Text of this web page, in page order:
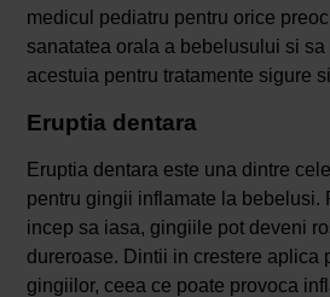
medicul pediatru pentru orice
sanatatea orala a bebelusului si sa
acestuia pentru tratamente sigure
Eruptia dentara
Eruptia dentara este una dintre
pentru gingii inflamate la bebelusi.
incep sa iasa, gingiile pot deveni
dureroase. Dintii in crestere aplica
gingiilor, ceea ce poate provoca